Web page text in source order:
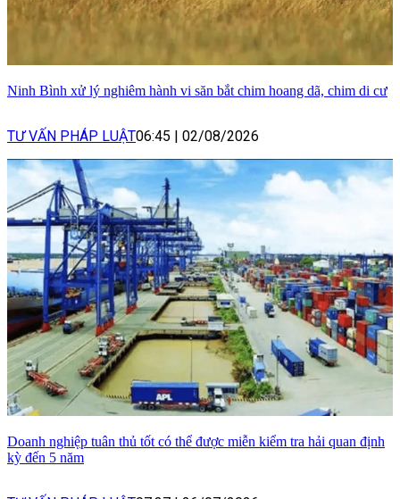
Ninh Bình xử lý nghiêm hành vi săn bắt chim hoang dã, chim di cư
TƯ VẤN PHÁP LUẬT06:45 02/08/2026
Doanh nghiệp tuân thủ tốt có thể được miễn kiểm tra hải quan định
kỳ đến 5 năm